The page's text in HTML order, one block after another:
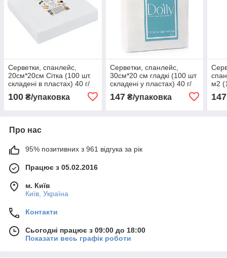
Серветки, спанлейс,
20см*20см Сітка (100 шт.
складені в пластах) 40 г/
100 ₴/упаковка
Серветки, спанлейс,
30см*20 см гладкі (100 шт
складені у пластах) 40 г/
147₴/упаковка
м2
147
Про нас
95% позитивних з 961 відгука за рік
Працює з 05.02.2016
м. Київ
Київ, Україна
Контакти
Сьогодні працює з 09:00 до 18:00
Показати весь графік роботи